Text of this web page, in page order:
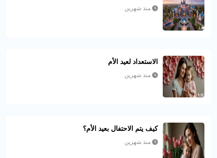
منذ شهرين
الاستعداد لعيد الأم
منذ شهرين
كيف يتم الاحتفال بعيد الأم؟
منذ شهرين